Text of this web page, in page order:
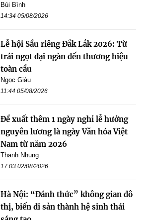
Bùi Bình
14:34 05/08/2026
Lễ hội Sầu riêng Đắk Lắk 2026: Từ
trái ngọt đại ngàn đến thương hiệu
toàn cầu
Ngọc Giàu
11:44 05/08/2026
Đề xuất thêm 1 ngày nghỉ lễ hưởng
nguyên lương là ngày Văn hóa Việt
Nam từ năm 2026
Thanh Nhung
17:03 02/08/2026
Hà Nội: “Đánh thức” không gian đô
thị, biến di sản thành hệ sinh thái